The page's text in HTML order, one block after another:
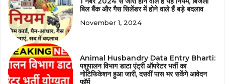
बिल बैंक और गैस सिलेंडर में होने वाले हैं बड़े बदलाव
November 1, 2024
Animal Husbandry Data Entry Bharti:
पशुपालन विभाग डाटा एंट्री ऑपरेटर भर्ती का
नोटिफिकेशन हुआ जारी, दसवीं पास भर सकेंगे आवेदन
फॉर्म